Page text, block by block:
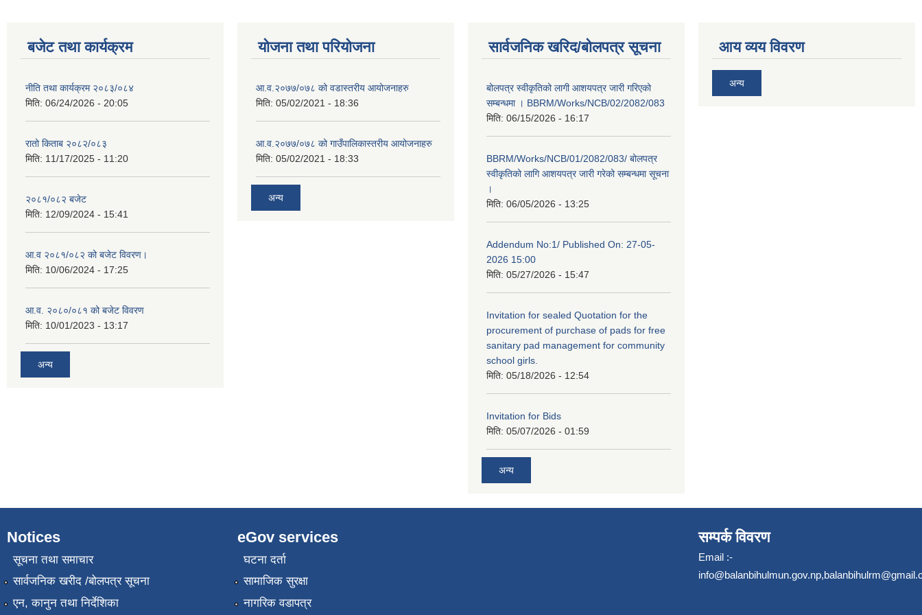
बजेट तथा कार्यक्रम
नीति तथा कार्यक्रम २०८३/०८४
मिति: 06/24/2026 - 20:05
रातो किताब २०८२/०८३
मिति: 11/17/2025 - 11:20
२०८१/०८२ बजेट
मिति: 12/09/2024 - 15:41
आ.व २०८१/०८२ को बजेट विवरण।
मिति: 10/06/2024 - 17:25
आ.व. २०८०/०८१ को बजेट विवरण
मिति: 10/01/2023 - 13:17
अन्य
योजना तथा परियोजना
आ.व.२०७७/०७८ को वडास्तरीय आयोजनाहरु
मिति: 05/02/2021 - 18:36
आ.व.२०७७/०७८ को गाउँपालिकास्तरीय आयोजनाहरु
मिति: 05/02/2021 - 18:33
अन्य
सार्वजनिक खरिद/बोलपत्र सूचना
बोलपत्र स्वीकृतिको लागी आशयपत्र जारी गरिएको
सम्बन्धमा । BBRM/Works/NCB/02/2082/083
मिति: 06/15/2026 - 16:17
BBRM/Works/NCB/01/2082/083/ बोलपत्र
स्वीकृतिको लागि आशयपत्र जारी गरेको सम्बन्धमा सूचना
।
मिति: 06/05/2026 - 13:25
Addendum No:1/ Published On: 27-05-
2026 15:00
मिति: 05/27/2026 - 15:47
Invitation for sealed Quotation for the
procurement of purchase of pads for free
sanitary pad management for community
school girls.
मिति: 05/18/2026 - 12:54
Invitation for Bids
मिति: 05/07/2026 - 01:59
अन्य
आय व्यय विवरण
अन्य
Notices
सूचना तथा समाचार
सार्वजनिक खरीद /बोलपत्र सूचना
एन, कानुन तथा निर्देशिका
eGov services
घटना दर्ता
सामाजिक सुरक्षा
नागरिक वडापत्र
सम्पर्क विवरण
Email :-
info@balanbihulmun.gov.np,